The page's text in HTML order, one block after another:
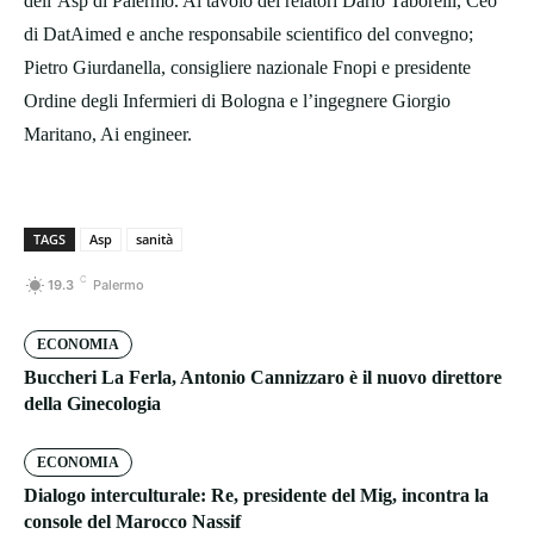
di DatAimed e anche responsabile scientifico del convegno;
Pietro Giurdanella, consigliere nazionale Fnopi e presidente
Ordine degli Infermieri di Bologna e l’ingegnere Giorgio
Maritano, Ai engineer.
TAGS Asp sanità
19.3 C Palermo
ECONOMIA
Buccheri La Ferla, Antonio Cannizzaro è il nuovo direttore
della Ginecologia
ECONOMIA
Dialogo interculturale: Re, presidente del Mig, incontra la
console del Marocco Nassif